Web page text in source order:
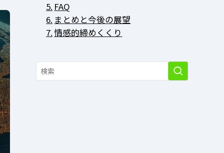
FAQ
まとめと今後の展望
情感的締めくくり